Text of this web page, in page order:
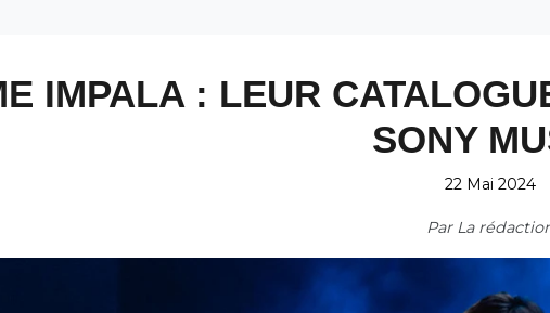
IMPALA : LEUR
SONY
22 Mai 2024
Par La